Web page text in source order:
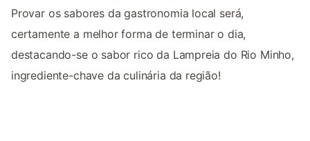
Provar os sabores da gastronomia local será,
certamente a melhor forma de terminar o dia,
destacando-se o sabor rico da Lampreia do Rio Minho,
ingrediente-chave da culinária da região!